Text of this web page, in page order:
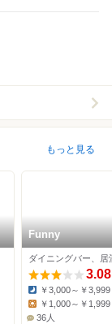
もっと見る
Funny
3.08
Dinner:
￥3,000～￥3,999
Lunch:
￥1,000～￥1,999
36人